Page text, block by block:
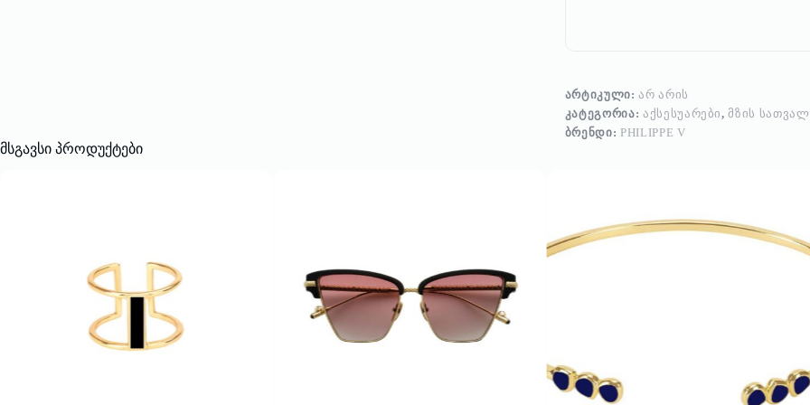
ᲐᲠᲢᲘᲙᲣᲚᲘ:ᲐᲠ ᲐᲠᲘᲡ
ᲙᲐᲢᲔᲒᲝᲠᲘᲐ: ᲐᲥᲡᲔᲡᲣᲐᲠᲔᲑᲘ,ᲛᲖᲘᲡ
ᲑᲠᲔᲜᲓᲘ: PHILIPPE V
მსგავსი პროდუქტები